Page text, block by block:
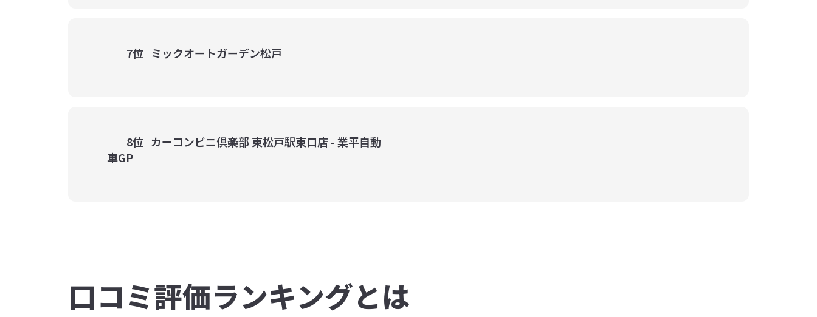
7位 ミックオートガーデン松戸
8位 カーコンビニ倶楽部 東松戸駅東口店 - 業平自動
車GP
⼝コミ評価ランキングとは